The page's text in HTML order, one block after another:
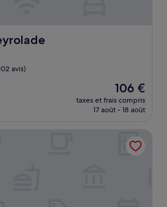
avis)
Le
nouveau
prix
de
106 €
106 €
taxes et frais compris
17 août - 18 août
Les Portes de Montauban